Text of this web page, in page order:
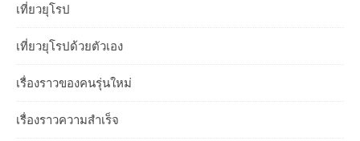
เที่ยวยุโรป
เที่ยวยุโรปด้วยตัวเอง
เรื่องราวของคนรุ่นใหม่
เรื่องราวความสำเร็จ